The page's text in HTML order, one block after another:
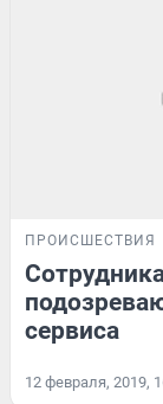
ПРОИСШЕСТВИЯ
сервиса
12 февраля, 2019,